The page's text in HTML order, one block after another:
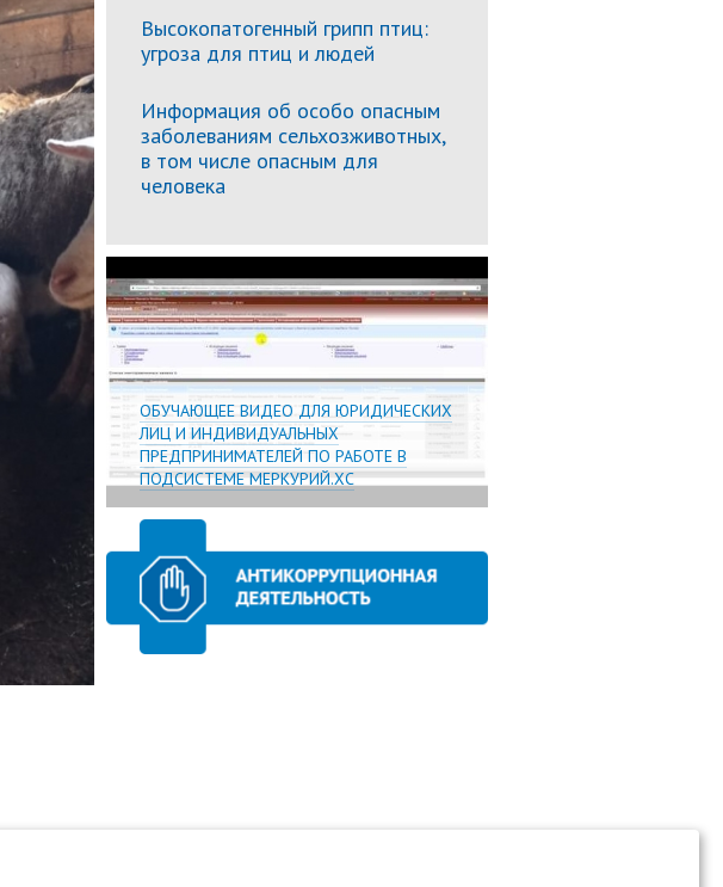
Высокопатогенный грипп птиц:
угроза для птиц и людей
Информация об особо опасным
заболеваниям сельхозживотных,
в том числе опасным для
человека
ОБУЧАЮЩЕЕ ВИДЕО ДЛЯ ЮРИДИЧЕСКИХ
ЛИЦ И ИНДИВИДУАЛЬНЫХ
ПРЕДПРИНИМАТЕЛЕЙ ПО РАБОТЕ В
ПОДСИСТЕМЕ МЕРКУРИЙ.ХС